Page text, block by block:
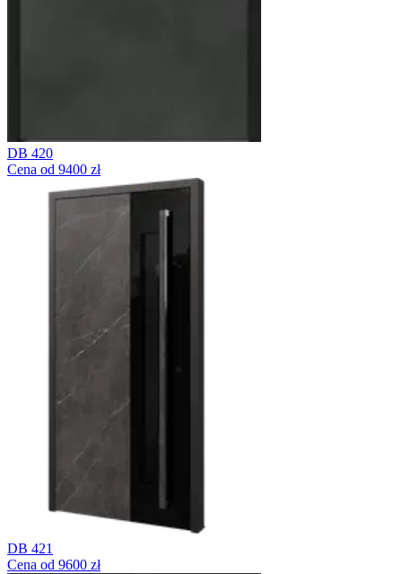
DB 420
Cena od 9400 zł
DB 421
Cena od 9600 zł